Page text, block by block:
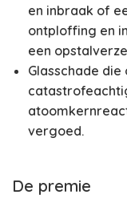
en inbraak of
ontploffing en
een
Glasschade
vergoed.
De premie